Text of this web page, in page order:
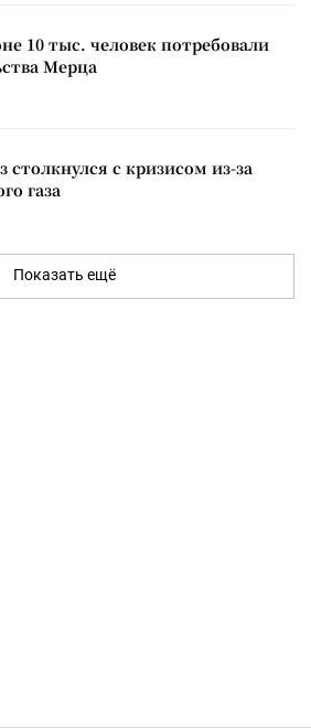
10 тыс. человек потребовали
Мерца
с кризисом из-за
газа
Показать ещё